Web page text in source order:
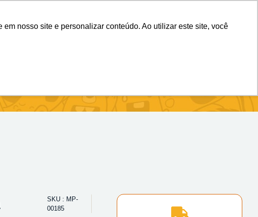
nosso site e personalizar conteúdo. Ao utilizar este site, você
SKU : MP-
00185